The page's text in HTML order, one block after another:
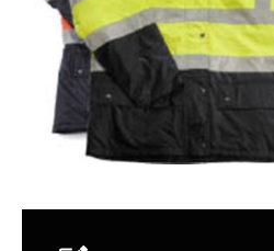
School BusinessWellness
Bata
Beechfield
Blakläder
Claude
Craft